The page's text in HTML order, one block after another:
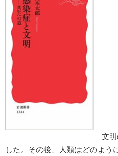
文明
した。その後、人類はどのよう